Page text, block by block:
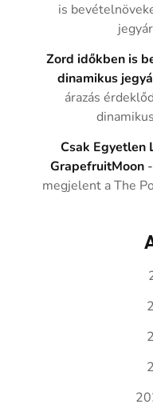
is
Zord időkben is
dinamikus
árazás
Csak Egyetlen
GrapefruitMoon -
megjelent a The